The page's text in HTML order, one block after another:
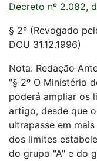
Decreto nº 2.082,
§ 2º (Revogado
DOU 31.12.1996)
Nota: Redação
"§ 2º O Ministério
poderá ampliar os
artigo, desde que
ultrapasse em
dos limites
do grupo "A" e do